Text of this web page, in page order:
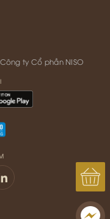
ty Cổ phần NISO